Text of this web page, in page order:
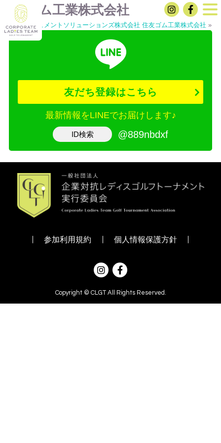
住友ゴム工業株式会社
京セラドキュメントソリューションズ株式会社 住友ゴム工業株式会社 »
友だち登録はこちら
最新情報をLINEでお届けします♪
ID検索 @889nbdxf
参加利用規約 個人情報保護方針
Copyright © CLGT All Rights Reserved.